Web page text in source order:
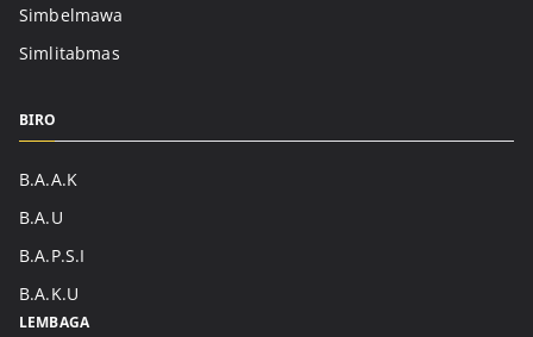
Simbelmawa
Simlitabmas
BIRO
B.A.A.K
B.A.U
B.A.P.S.I
B.A.K.U
LEMBAGA